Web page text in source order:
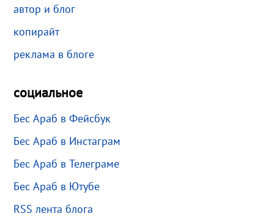
автор и блог
копирайт
реклама в блоге
социальное
Бес Араб в Фейсбук
Бес Араб в Инстаграм
Бес Араб в Телеграме
Бес Араб в Ютубе
RSS лента блога